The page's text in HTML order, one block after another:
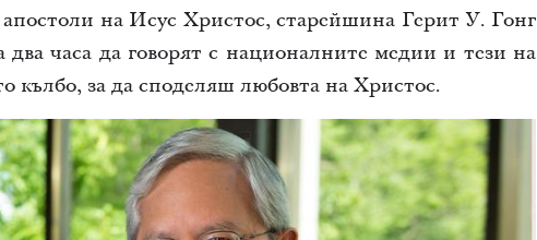
на Исус Христос, старейшина Герит У. Гонг
часа да говорят с националните медии и тези на
кълбо, за да споделяш любовта на Христос.